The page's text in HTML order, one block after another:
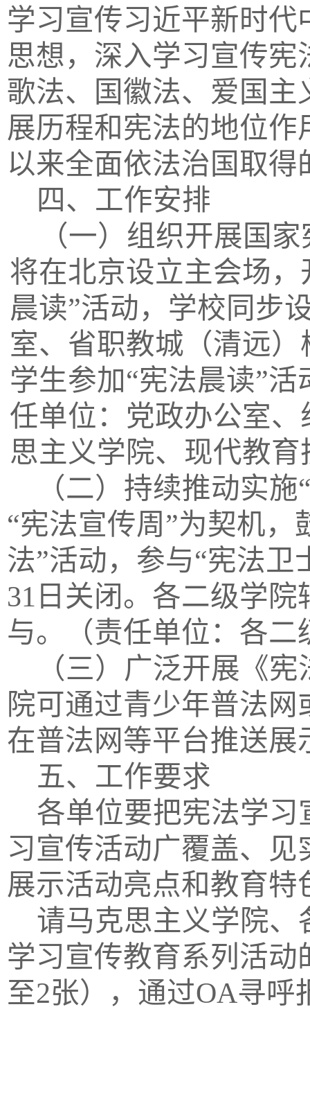
学习宣传习近平新时
思想，深入学习宣传
歌法、国徽法、爱国
展历程和宪法的地位作
以来全面依法治国取得
四、 工作安排
（一）组织开展国
将在北京设立主会场
晨读”活动，学校同步
室、省职教城（清远
学生参加“宪法晨读”
任单位：党政办公室
思主义学院、现代教
（二）持续推动实施
“宪法宣传周”为契机
法”活动，参与“宪法卫
31日关闭。各二级学
与。（责任单位：各二
（三）广泛开展《
院可通过青少年普法
在普法网等平台推送
五、工作要求
各单位要把宪法学
习宣传活动广覆盖、
展示活动亮点和教育
请马克思主义学院、
学习宣传教育系列活动
至2张），通过OA寻呼